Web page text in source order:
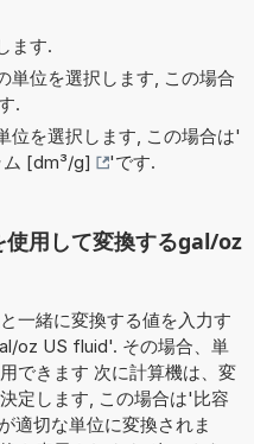
ます.
単位を選択します, この場合
.
位を選択します, この場合は'
ム [dm³/g]
'です.
使用して変換するgal/oz
一緒に変換する値を入力す
oz US fluid'. その場合、単
できます 次に計算機は、変
定します, この場合は'比容
適切な単位に変換されま